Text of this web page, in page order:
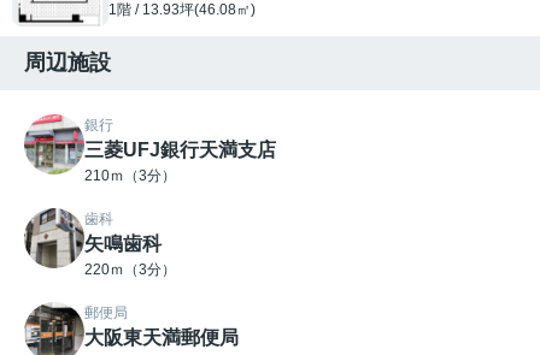
1階 / 13.93坪(46.08㎡)
周辺施設
銀行
三菱UFJ銀行天満支店
210ｍ（3分）
歯科
矢鳴歯科
220ｍ（3分）
郵便局
大阪東天満郵便局